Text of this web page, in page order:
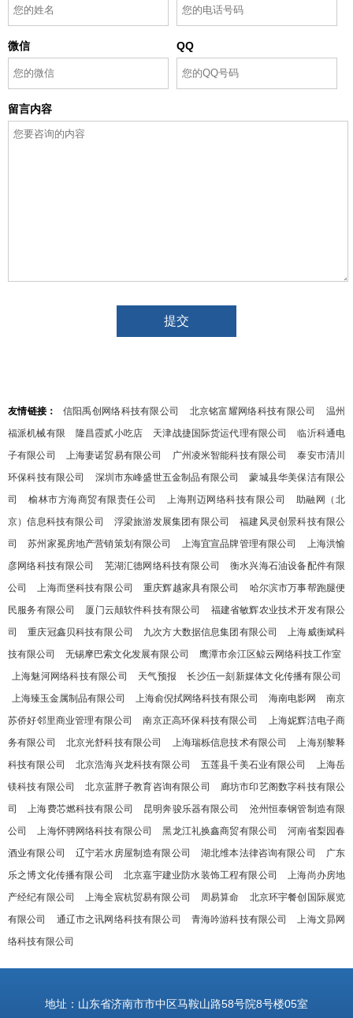
微信 QQ
留言内容
友情链接： 信阳禹创网络科技有限公司 北京铭富耀网络科技有限公司
温州
福派机械有限
隆昌霞贰小吃店 天津战捷国际货运代理有限公司
临沂科通电
子有限公司
上海妻诺贸易有限公司 广州凌米智能科技有限公司
泰安市清川
环保科技有限公司
深圳市东峰盛世五金制品有限公司
蒙城县华美保洁有限公
司
榆林市方海商贸有限责任公司 上海荆迈网络科技有限公司
助融网（北
京）信息科技有限公司
浮梁旅游发展集团有限公司
福建风灵创景科技有限公
司
苏州家冕房地产营销策划有限公司 上海宜宣品牌管理有限公司
上海洪愉
彦网络科技有限公司
芜湖汇德网络科技有限公司
衡水兴海石油设备配件有限
公司
上海而堡科技有限公司 重庆辉越家具有限公司
哈尔滨市万事帮跑腿便
民服务有限公司
厦门云颠软件科技有限公司
福建省敏辉农业技术开发有限公
司
重庆冠鑫贝科技有限公司 九次方大数据信息集团有限公司
上海威衡斌科
技有限公司
无锡摩巴索文化发展有限公司
鹰潭市余江区鲸云网络科技工作室
上海魅河网络科技有限公司
天气预报
长沙伍一刻新媒体文化传播有限公司
上海臻玉金属制品有限公司
上海俞倪拭网络科技有限公司 海南电影网
南京
苏侨好邻里商业管理有限公司
南京正高环保科技有限公司
上海妮辉洁电子商
务有限公司
北京光舒科技有限公司 上海瑞栎信息技术有限公司
上海别黎释
科技有限公司
北京浩海兴龙科技有限公司 五莲县千美石业有限公司
上海岳
镁科技有限公司
北京蓝胖子教育咨询有限公司
廊坊市印艺阁数字科技有限公
司
上海费芯燃科技有限公司 昆明奔骏乐器有限公司
沧州恒泰钢管制造有限
公司
上海怀骋网络科技有限公司 黑龙江礼换鑫商贸有限公司
河南省梨园春
酒业有限公司
辽宁若水房屋制造有限公司 湖北维本法律咨询有限公司
广东
乐之博文化传播有限公司
北京嘉宇建业防水装饰工程有限公司
上海尚办房地
产经纪有限公司
上海全宸杭贸易有限公司 周易算命
北京环宇餐创国际展览
有限公司
通辽市之讯网络科技有限公司 青海吟游科技有限公司
上海文昴网
络科技有限公司
地址：山东省济南市市中区马鞍山路58号院8号楼05室